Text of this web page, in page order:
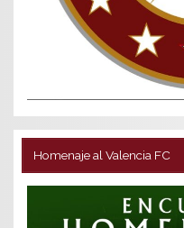
Homenaje al Valencia FC